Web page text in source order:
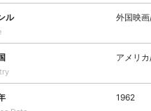
ル 外国映
アメリ
1962